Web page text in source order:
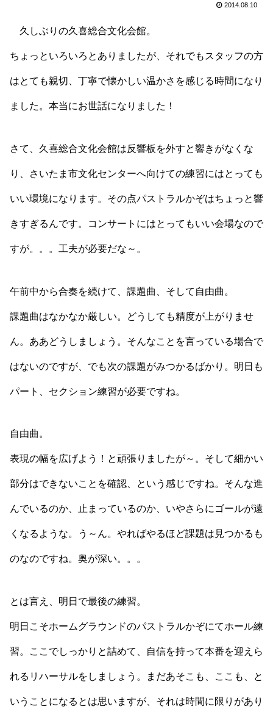
2014.08.10
久しぶりの久喜総合文化会館。
ちょっといろいろとありましたが、それでもスタッフの方
はとても親切、丁寧で懐かしい温かさを感じる時間になり
ました。本当にお世話になりました！
さて、久喜総合文化会館は反響板を外すと響きがなくな
り、さいたま市文化センターへ向けての練習にはとっても
いい環境になります。その点パストラルかぞはちょっと響
きすぎるんです。コンサートにはとってもいい会場なので
すが。。。工夫が必要だな～。
午前中から合奏を続けて、課題曲、そして自由曲。
課題曲はなかなか厳しい。どうしても精度が上がりませ
ん。ああどうしましょう。そんなことを言っている場合で
はないのですが、でも次の課題がみつかるばかり。明日も
パート、セクション練習が必要ですね。
自由曲。
表現の幅を広げよう！と頑張りましたが～。そして細かい
部分はできないことを確認、という感じですね。そんな進
んでいるのか、止まっているのか、いやさらにゴールが遠
くなるような。う～ん。やればやるほど課題は見つかるも
のなのですね。奥が深い。。。
とは言え、明日で最後の練習。
明日こそホームグラウンドのパストラルかぞにてホール練
習。ここでしっかりと詰めて、自信を持って本番を迎えら
れるリハーサルをしましょう。まだあそこも、ここも、と
いうことになるとは思いますが、それは時間に限りがあり